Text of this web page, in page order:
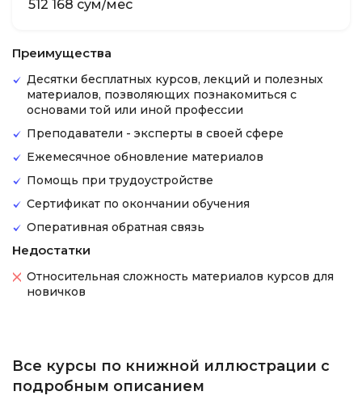
512 168 сум/мес
Преимущества
Десятки бесплатных курсов, лекций и полезных
материалов, позволяющих познакомиться с
основами той или иной профессии
Преподаватели - эксперты в своей сфере
Ежемесячное обновление материалов
Помощь при трудоустройстве
Сертификат по окончании обучения
Оперативная обратная связь
Недостатки
Относительная сложность материалов курсов для
новичков
Все курсы по книжной иллюстрации с
подробным описанием